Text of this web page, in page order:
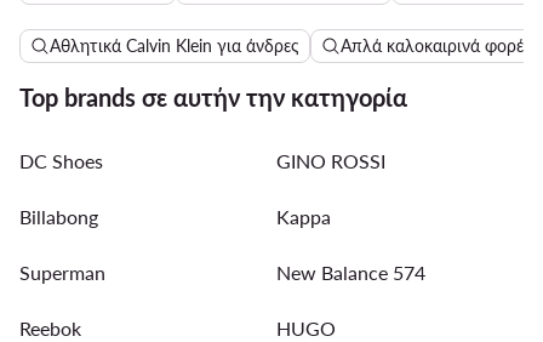
Αθλητικά Calvin Klein για άνδρες Απλά καλοκαιρινά
Top brands σε αυτήν την κατηγορία
DC Shoes GINO ROSSI
Billabong Kappa
Superman New Balance 574
Reebok HUGO